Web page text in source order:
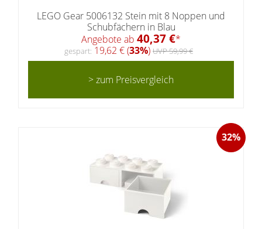
LEGO Gear 5006132 Stein mit 8 Noppen und
Schubfächern in Blau
Angebote ab 40,37 €*
gespart: 19,62 € (33%) UVP 59,99 €
> zum Preisvergleich
32%